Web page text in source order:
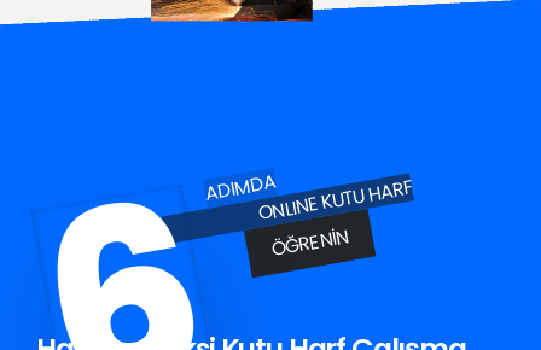
ADIMDAONLINE KUTU HARF
ÖĞRENIN